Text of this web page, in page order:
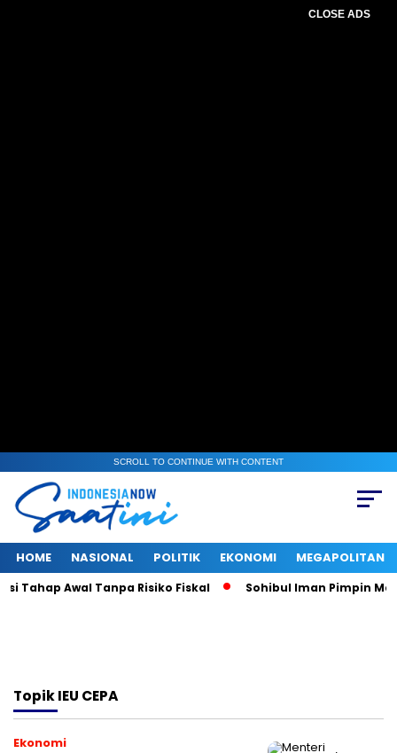
CLOSE ADS
SCROLL TO CONTINUE WITH CONTENT
HOME NASIONAL POLITIK EKONOMI MEGAPOLITAN
Tahap Awal Tanpa Risiko Fiskal Sohibul Iman Pimpin
TopikIEU CEPA
Ekonomi